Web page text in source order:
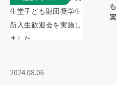
2024.08.06